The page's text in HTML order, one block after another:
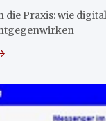
die Praxis: wie